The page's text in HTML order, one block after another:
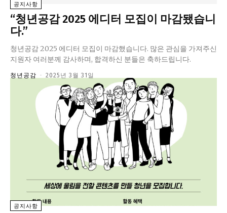
공지사항
“청년공감 2025 에디터 모집이 마감됐습니
다.”
청년공감 2025 에디터 모집이 마감했습니다. 많은 관심을 가져주신
지원자 여러분께 감사하며, 합격하신 분들은 축하드립니다.
청년공감 - 2025년 3월 31일
공지사항